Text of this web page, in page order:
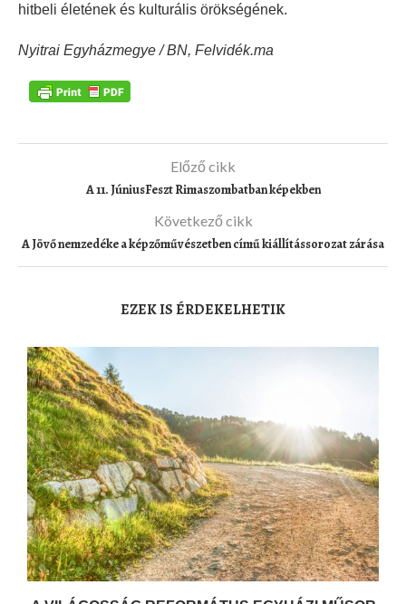
hitbeli életének és kulturális örökségének.
Nyitrai Egyházmegye / BN, Felvidék.ma
Előző cikk
A 11. JúniusFeszt Rimaszombatban képekben
Következő cikk
A Jövő nemzedéke a képzőművészetben című kiállítássorozat zárása
EZEK IS ÉRDEKELHETIK